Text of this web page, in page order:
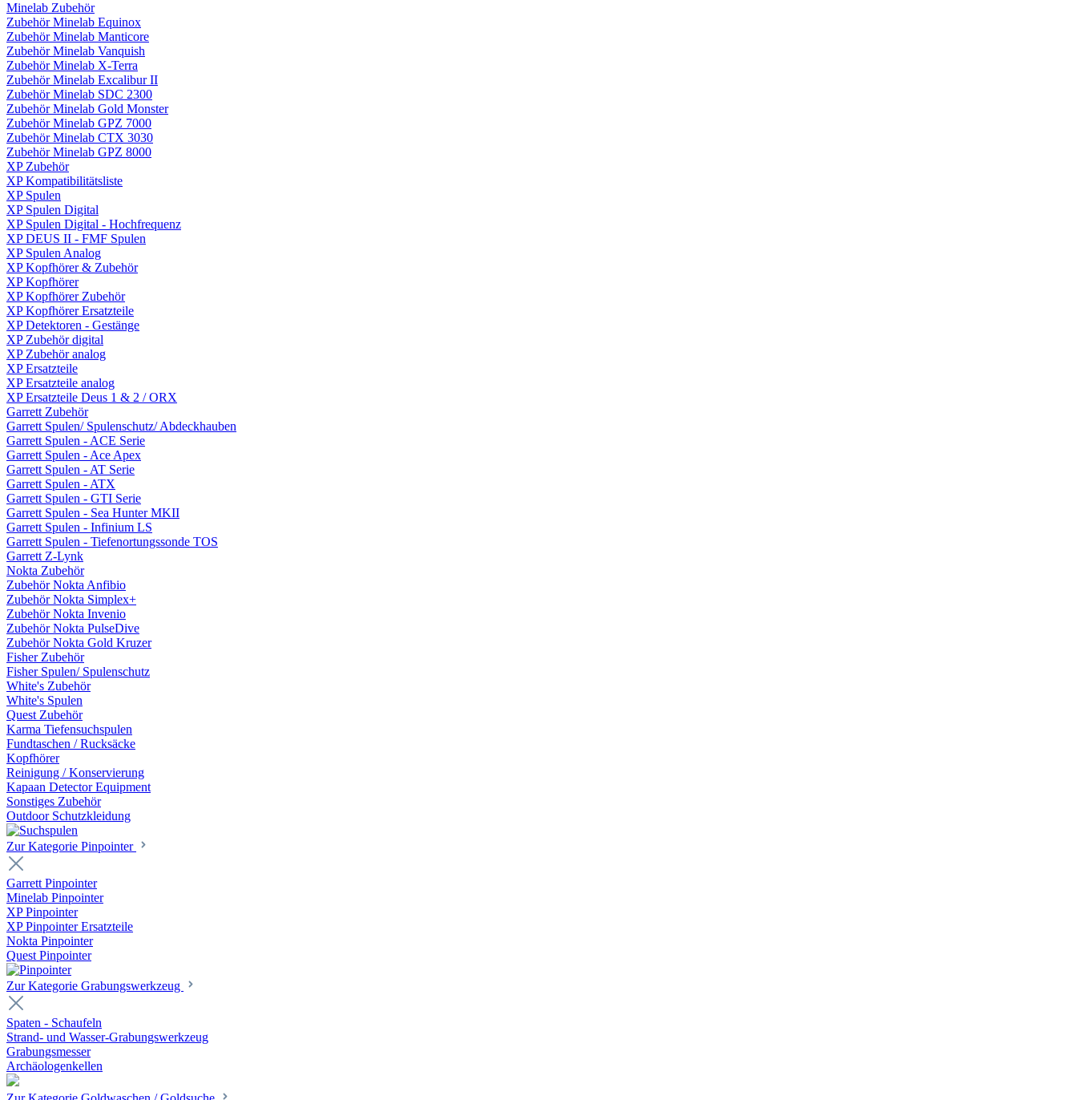
Minelab Zubehör
Zubehör Minelab Equinox
Zubehör Minelab Manticore
Zubehör Minelab Vanquish
Zubehör Minelab X-Terra
Zubehör Minelab Excalibur II
Zubehör Minelab SDC 2300
Zubehör Minelab Gold Monster
Zubehör Minelab GPZ 7000
Zubehör Minelab CTX 3030
Zubehör Minelab GPZ 8000
XP Zubehör
XP Kompatibilitätsliste
XP Spulen
XP Spulen Digital
XP Spulen Digital - Hochfrequenz
XP DEUS II - FMF Spulen
XP Spulen Analog
XP Kopfhörer & Zubehör
XP Kopfhörer
XP Kopfhörer Zubehör
XP Kopfhörer Ersatzteile
XP Detektoren - Gestänge
XP Zubehör digital
XP Zubehör analog
XP Ersatzteile
XP Ersatzteile analog
XP Ersatzteile Deus 1 & 2 / ORX
Garrett Zubehör
Garrett Spulen/ Spulenschutz/ Abdeckhauben
Garrett Spulen - ACE Serie
Garrett Spulen - Ace Apex
Garrett Spulen - AT Serie
Garrett Spulen - ATX
Garrett Spulen - GTI Serie
Garrett Spulen - Sea Hunter MKII
Garrett Spulen - Infinium LS
Garrett Spulen - Tiefenortungssonde TOS
Garrett Z-Lynk
Nokta Zubehör
Zubehör Nokta Anfibio
Zubehör Nokta Simplex+
Zubehör Nokta Invenio
Zubehör Nokta PulseDive
Zubehör Nokta Gold Kruzer
Fisher Zubehör
Fisher Spulen/ Spulenschutz
White's Zubehör
White's Spulen
Quest Zubehör
Karma Tiefensuchspulen
Fundtaschen / Rucksäcke
Kopfhörer
Reinigung / Konservierung
Kapaan Detector Equipment
Sonstiges Zubehör
Outdoor Schutzkleidung
Zur Kategorie Pinpointer
Garrett Pinpointer
Minelab Pinpointer
XP Pinpointer
XP Pinpointer Ersatzteile
Nokta Pinpointer
Quest Pinpointer
Zur Kategorie Grabungswerkzeug
Spaten - Schaufeln
Strand- und Wasser-Grabungswerkzeug
Grabungsmesser
Archäologenkellen